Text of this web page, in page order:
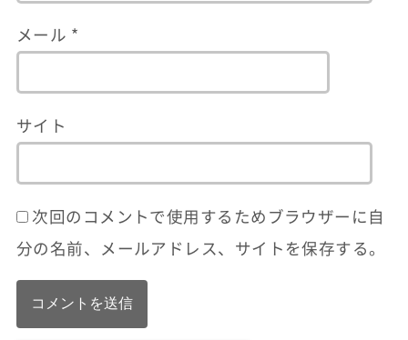
メール *
サイト
次回のコメントで使用するためブラウザーに自
分の名前、メールアドレス、サイトを保存する。